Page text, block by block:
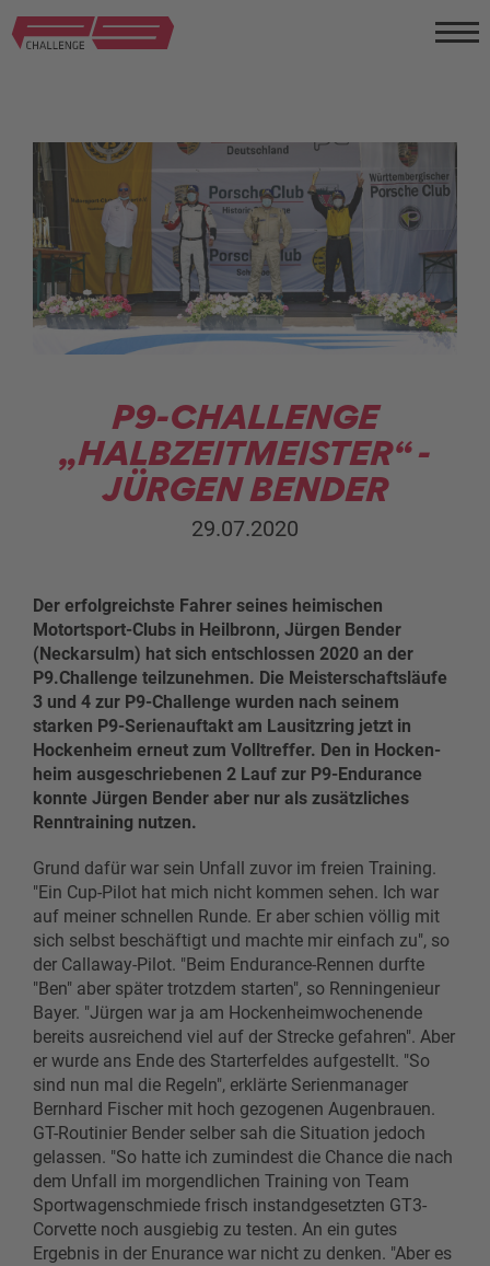
P9-CHALLENGE
„HALBZEITMEISTER“ -
JÜRGEN BENDER
29.07.2020
Der erfolgreichste Fahrer seines heimischen
Motortsport-Clubs in Heilbronn, Jürgen Bender
(Neckarsulm) hat sich entschlossen 2020 an der
P9.Challenge teilzunehmen. Die Meisterschaftsläufe
3 und 4 zur P9-Challenge wurden nach seinem
starken P9-Serienauftakt am Lausitzring jetzt in
Hockenheim erneut zum Volltreffer. Den in Hocken-
heim ausgeschriebenen 2 Lauf zur P9-Endurance
konnte Jürgen Bender aber nur als zusätzliches
Renntraining nutzen.
Grund dafür war sein Unfall zuvor im freien Training.
"Ein Cup-Pilot hat mich nicht kommen sehen. Ich war
auf meiner schnellen Runde. Er aber schien völlig mit
sich selbst beschäftigt und machte mir einfach zu", so
der Callaway-Pilot. "Beim Endurance-Rennen durfte
"Ben" aber später trotzdem starten", so Renningenieur
Bayer. "Jürgen war ja am Hockenheimwochenende
bereits ausreichend viel auf der Strecke gefahren". Aber
er wurde ans Ende des Starterfeldes aufgestellt. "So
sind nun mal die Regeln", erklärte Serienmanager
Bernhard Fischer mit hoch gezogenen Augenbrauen.
GT-Routinier Bender selber sah die Situation jedoch
gelassen. "So hatte ich zumindest die Chance die nach
dem Unfall im morgendlichen Training von Team
Sportwagenschmiede frisch instandgesetzten GT3-
Corvette noch ausgiebig zu testen. An ein gutes
Ergebnis in der Enurance war nicht zu denken. "Aber es